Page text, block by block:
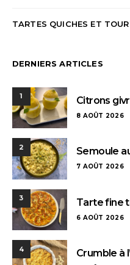
TARTES QUICHES ET
DERNIERS ARTICLES
1 Citrons
8 AOÛT 2026
2 Semoule
7 AOÛT 2026
3 Tarte fine
6 AOÛT 2026
4 Crumble à